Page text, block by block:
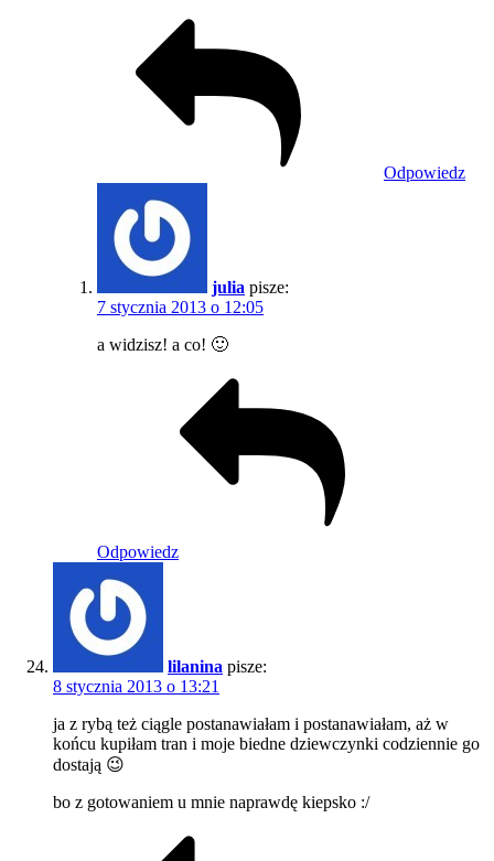
Odpowiedz
julia pisze:
7 stycznia 2013 o 12:05
a widzisz! a co! 🙂
Odpowiedz
lilanina pisze:
8 stycznia 2013 o 13:21
ja z rybą też ciągle postanawiałam i postanawiałam, aż w
końcu kupiłam tran i moje biedne dziewczynki codziennie go
dostają 😉
bo z gotowaniem u mnie naprawdę kiepsko :/